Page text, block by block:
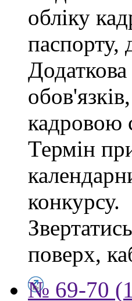
обліку
паспорту,
кадровою
Термін
конкурсу.
поверх,
№ 69-70